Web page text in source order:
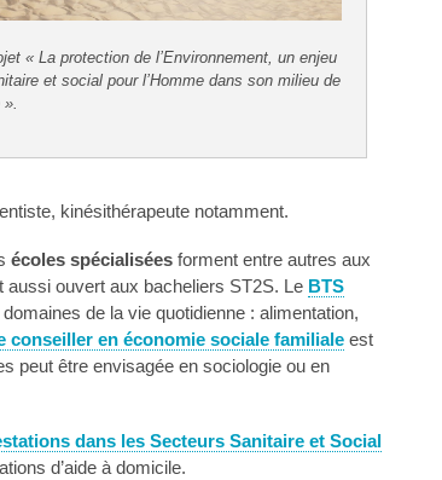
« La protection de l’Environnement, un enjeu
et social pour l’Homme dans son milieu de
kinésithérapeute notamment.
écoles spécialiséesforment entre autres aux
ouvert aux bacheliers ST2S. Le BTS
de la vie quotidienne : alimentation,
conseiller en économie sociale familialeest
peut être envisagée en sociologie ou en
dans les Secteurs Sanitaire et Social
d’aide à domicile.